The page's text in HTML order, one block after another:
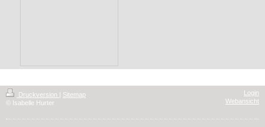
Druckversion | Sitemap
© Isabelle Hurter
Login
Webansicht